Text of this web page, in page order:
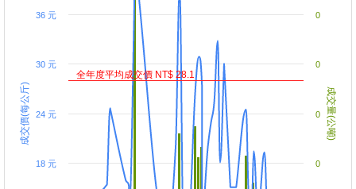
成交價(每公斤) 成交量(公噸)
18 元
24 元
30 元
36 元
0
0
0
0
全年度平均成交價 NT$ 28.1